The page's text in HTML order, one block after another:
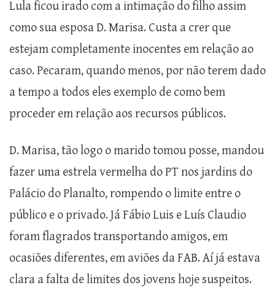
Lula ficou irado com a intimação do filho assim
como sua esposa D. Marisa. Custa a crer que
estejam completamente inocentes em relação ao
caso. Pecaram, quando menos, por não terem dado
a tempo a todos eles exemplo de como bem
proceder em relação aos recursos públicos.
D. Marisa, tão logo o marido tomou posse, mandou
fazer uma estrela vermelha do PT nos jardins do
Palácio do Planalto, rompendo o limite entre o
público e o privado. Já Fábio Luis e Luís Claudio
foram flagrados transportando amigos, em
ocasiões diferentes, em aviões da FAB. Aí já estava
clara a falta de limites dos jovens hoje suspeitos.